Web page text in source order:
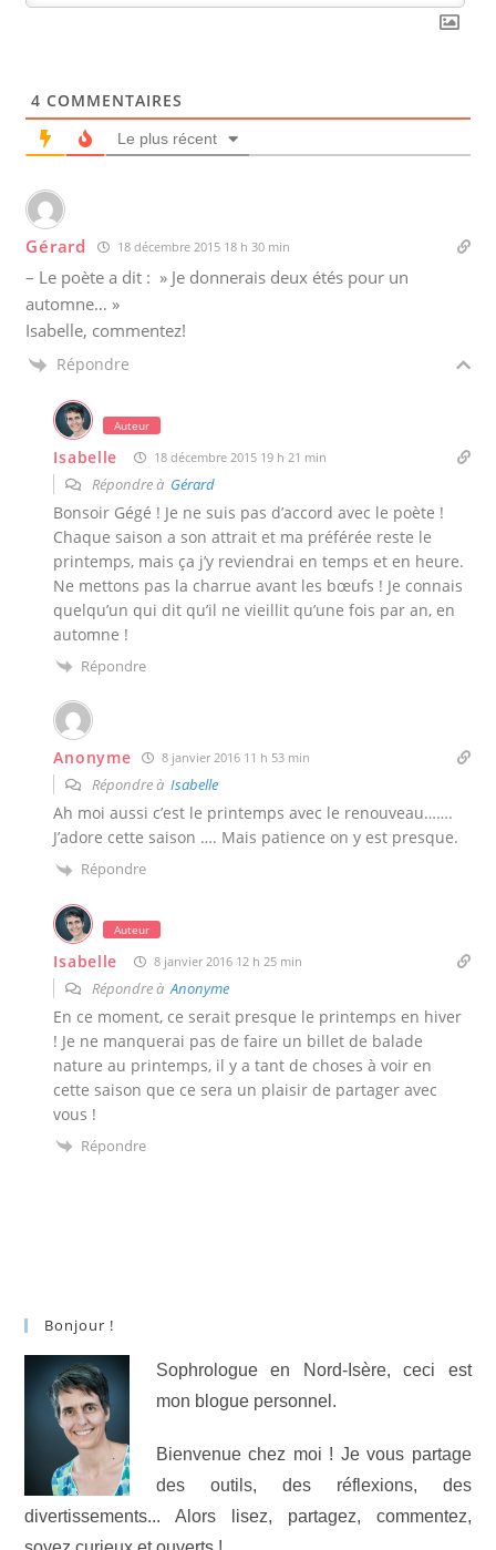
4 COMMENTAIRES
Le plus récent
Gérard 18 décembre 2015 18 h 30 min
– Le poète a dit : » Je donnerais deux étés pour un
automne… »
Isabelle, commentez!
Répondre
Auteur
Isabelle 18 décembre 2015 19 h 21 min
Répondre à Gérard
Bonsoir Gégé ! Je ne suis pas d’accord avec le poète !
Chaque saison a son attrait et ma préférée reste le
printemps, mais ça j’y reviendrai en temps et en heure.
Ne mettons pas la charrue avant les bœufs ! Je connais
quelqu’un qui dit qu’il ne vieillit qu’une fois par an, en
automne !
Répondre
Anonyme 8 janvier 2016 11 h 53 min
Répondre àIsabelle
Ah moi aussi c’est le printemps avec le renouveau…….
J’adore cette saison …. Mais patience on y est presque.
Répondre
Auteur
Isabelle 8 janvier 2016 12 h 25 min
Répondre àAnonyme
En ce moment, ce serait presque le printemps en hiver
! Je ne manquerai pas de faire un billet de balade
nature au printemps, il y a tant de choses à voir en
cette saison que ce sera un plaisir de partager avec
vous !
Répondre
Bonjour !
Sophrologue en Nord-Isère, ceci est
mon blogue personnel.
Bienvenue chez moi ! Je vous partage
des outils, des réflexions, des
divertissements... Alors lisez, partagez, commentez,